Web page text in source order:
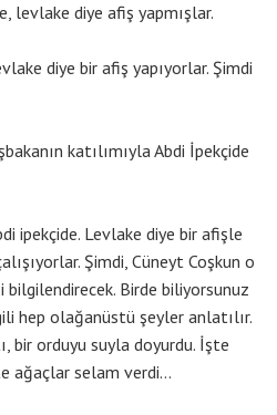
levlake diye afiş yapmışlar.
diye bir afiş yapıyorlar. Şimdi
katılımıyla Abdi İpekçide
ipekçide. Levlake diye bir afişle
Şimdi, Cüneyt Coşkun o
Birde biliyorsunuz
hep olağanüstü şeyler anlatılır.
bir orduyu suyla doyurdu. İşte
ağaçlar selam verdi…